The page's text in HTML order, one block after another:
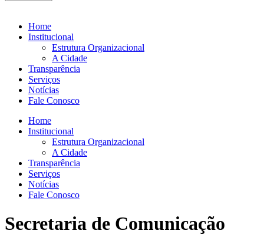
Home
Institucional
Estrutura Organizacional
A Cidade
Transparência
Serviços
Notícias
Fale Conosco
Home
Institucional
Estrutura Organizacional
A Cidade
Transparência
Serviços
Notícias
Fale Conosco
Secretaria de Comunicação